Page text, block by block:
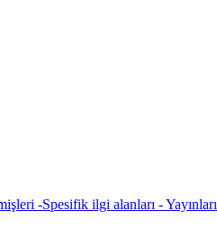
-Spesifik ilgi alanları - Yayınları